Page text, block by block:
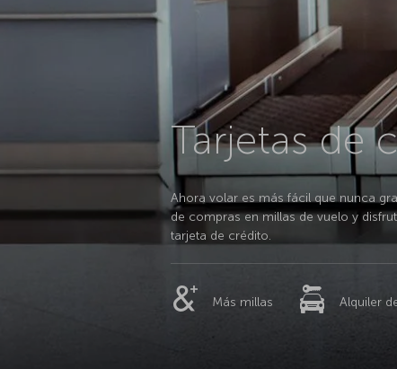
Tarjetas de
Ahora volar es más fácil que nunca
de compras en millas de vuelo y
tarjeta de crédito.
Más millas Alquiler